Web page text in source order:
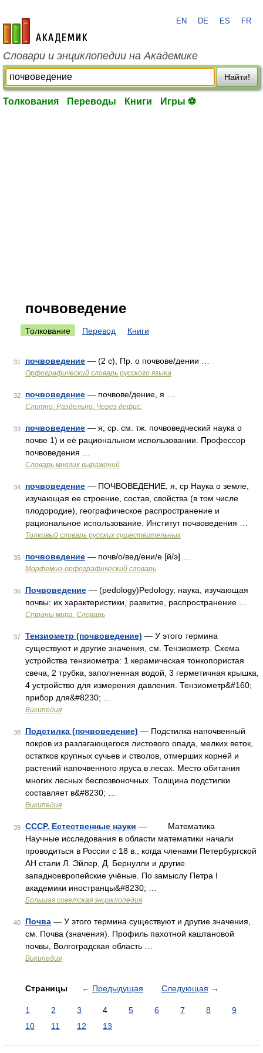
academic.ru
EN DE ES FR
Словари и энциклопедии на Академике
Найти!
Толкования Переводы Книги Игры ⚽
почвоведение
Толкование Перевод Книги
31 почвоведение — (2 с), Пр. о почвове/дении …
Орфографический словарь русского языка
32 почвоведение — почвове/дение, я …
Слитно. Раздельно. Через дефис.
33 почвоведение — я; ср. см. тж. почвоведческий наука о
почве 1) и её рациональном использовании. Профессор
почвоведения …
Словарь многих выражений
34 почвоведение — ПОЧВОВЕДЕНИЕ, я, ср Наука о земле,
изучающая ее строение, состав, свойства (в том числе
плодородие), географическое распространение и
рациональное использование. Институт почвоведения …
Толковый словарь русских существительных
35 почвоведение — почв/о/вед/ени/е [й/э] …
Морфемно-орфографический словарь
36 Почвоведение — (pedology)Pedology, наука, изучающая
почвы: их характеристики, развитие, распространение …
Страны мира. Словарь
37 Тензиометр (почвоведение) — У этого термина
существуют и другие значения, см. Тензиометр. Схема
устройства тензиометра: 1 керамическая тонкопористая
свеча, 2 трубка, заполненная водой, 3 герметичная крышка,
4 устройство для измерения давления. Тензиометр&#160;
прибор для&#8230; …
Википедия
38 Подстилка (почвоведение) — Подстилка напочвенный
покров из разлагающегося листового опада, мелких веток,
остатков крупных сучьев и стволов, отмерших корней и
растений напочвенного яруса в лесах. Место обитания
многих лесных беспозвоночных. Толщина подстилки
составляет в&#8230; …
Википедия
39 СССР. Естественные науки — Математика
Научные исследования в области математики начали
проводиться в России с 18 в., когда членами Петербургской
АН стали Л. Эйлер, Д. Бернулли и другие
западноевропейские учёные. По замыслу Петра I
академики иностранцы&#8230; …
Большая советская энциклопедия
40 Почва — У этого термина существуют и другие значения,
см. Почва (значения). Профиль пахотной каштановой
почвы, Волгоградская область …
Википедия
Страницы ← Предыдущая Следующая →
1 2 3 4 5 6 7 8
9
10
11 12 13